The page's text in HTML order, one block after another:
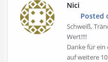
Nici
Posted
Schweiß,
Wert!!!!
Danke für ein
auf weitere 10